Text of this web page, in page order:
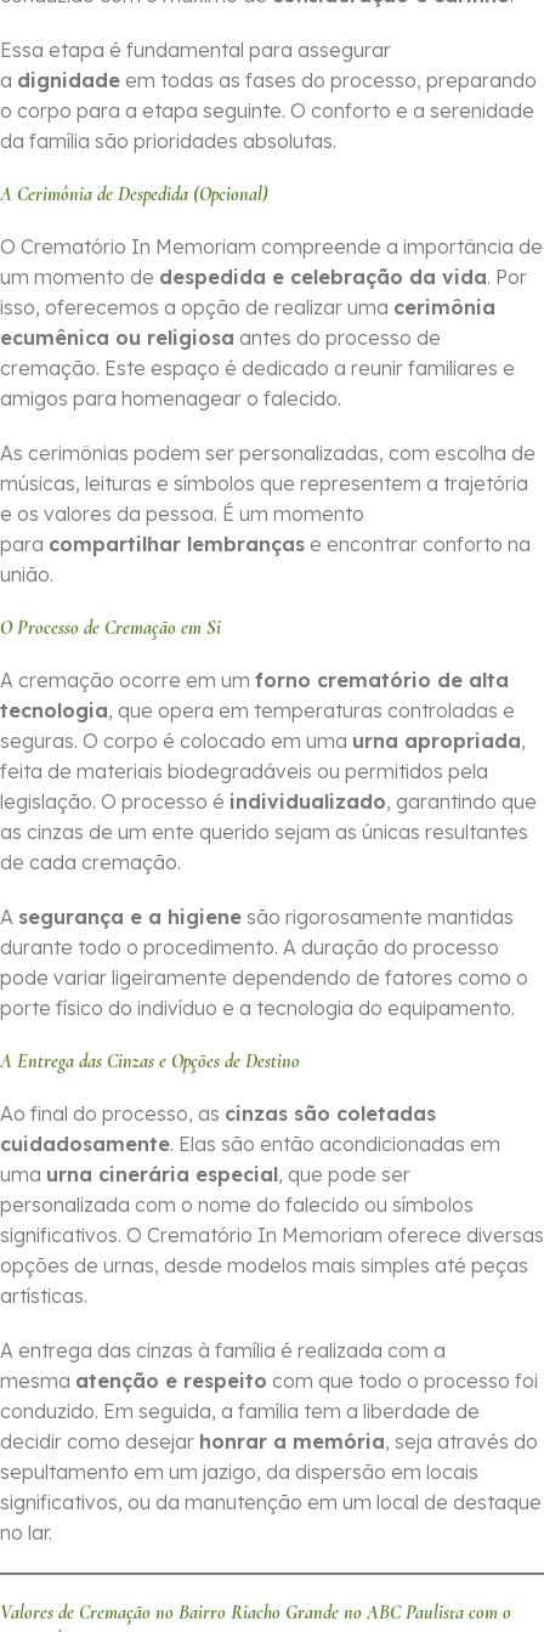
Essa etapa é fundamental para assegurar
a dignidade em todas as fases do processo, preparando
o corpo para a etapa seguinte. O conforto e a serenidade
da família são prioridades absolutas.
A Cerimônia de Despedida (Opcional)
O Crematório In Memoriam compreende a importância de
um momento de despedida e celebração da vida. Por
isso, oferecemos a opção de realizar uma cerimônia
ecumênica ou religiosa antes do processo de
cremação. Este espaço é dedicado a reunir familiares e
amigos para homenagear o falecido.
As cerimônias podem ser personalizadas, com escolha de
músicas, leituras e símbolos que representem a trajetória
e os valores da pessoa. É um momento
para compartilhar lembranças e encontrar conforto na
união.
O Processo de Cremação em Si
A cremação ocorre em um forno crematório de alta
tecnologia, que opera em temperaturas controladas e
seguras. O corpo é colocado em uma urna apropriada,
feita de materiais biodegradáveis ou permitidos pela
legislação. O processo é individualizado, garantindo que
as cinzas de um ente querido sejam as únicas resultantes
de cada cremação.
A segurança e a higiene são rigorosamente mantidas
durante todo o procedimento. A duração do processo
pode variar ligeiramente dependendo de fatores como o
porte físico do indivíduo e a tecnologia do equipamento.
A Entrega das Cinzas e Opções de Destino
Ao final do processo, as cinzas são coletadas
cuidadosamente. Elas são então acondicionadas em
uma urna cinerária especial, que pode ser
personalizada com o nome do falecido ou símbolos
significativos. O Crematório In Memoriam oferece diversas
opções de urnas, desde modelos mais simples até peças
artísticas.
A entrega das cinzas à família é realizada com a
mesma atenção e respeito com que todo o processo foi
conduzido. Em seguida, a família tem a liberdade de
decidir como desejar honrar a memória, seja através do
sepultamento em um jazigo, da dispersão em locais
significativos, ou da manutenção em um local de destaque
no lar.
Valores de Cremação no Bairro Riacho Grande no ABC Paulista com o